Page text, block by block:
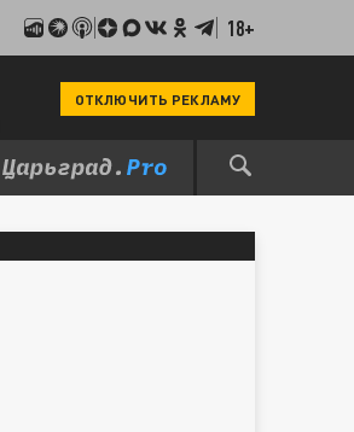
18+
ОТКЛЮЧИТЬ РЕКЛАМУ